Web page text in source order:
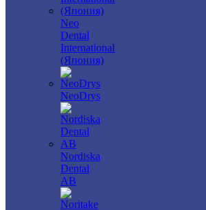
Neo
Dental
International
(Япония)
NeoDrys
Nordiska
Dental
AB